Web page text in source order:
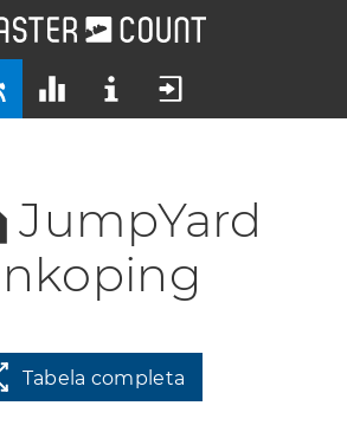
JumpYard
Tabela completa